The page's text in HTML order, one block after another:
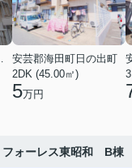
安芸郡海田町日の出町
2DK (45.00㎡)
5万円
フォーレス東昭和 B棟